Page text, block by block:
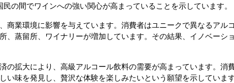
の間でワインへの強い関心が高まっていることを示しています。
商業環境に影響を与えています。消費者はユニークで異なるアル
、蒸留所、ワイナリーが増加しています。その結果、イノベーシ
の拡大により、高級アルコール飲料の需要が高まっています。消
い味を発見し、贅沢な体験を楽しみたいという願望を示しています